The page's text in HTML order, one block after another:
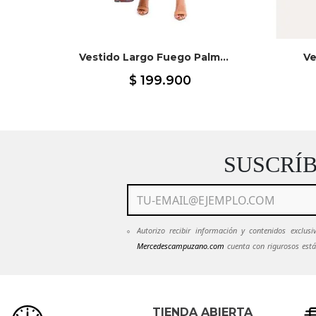
Vestido Largo Fuego Palmeras Terracota
$ 199.900
Autorizo recibir información y contenidos
Mercedescampuzano.com cuenta con rigurosos
TIENDA ABIERTA